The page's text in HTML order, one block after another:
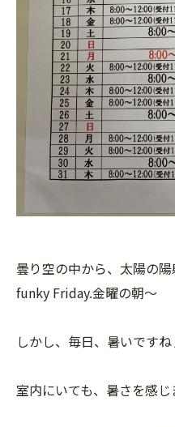
曇り空の中から、太陽の陽
funky Friday.金曜の朝〜
しかし、毎日、暑いです
室内にいても、暑さを感